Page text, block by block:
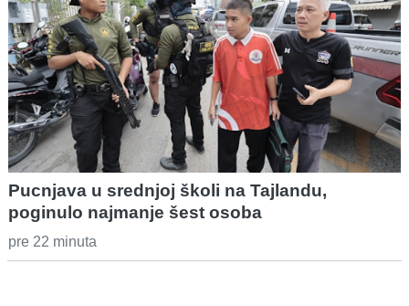
Pucnjava u srednjoj školi na Tajlandu,
poginulo najmanje šest osoba
pre 22 minuta